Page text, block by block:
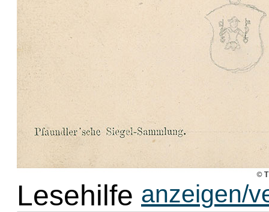
Lesehilfe anzeigen/